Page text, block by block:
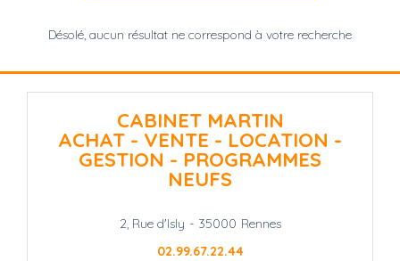
Désolé, aucun résultat ne correspond à votre recherche
CABINET MARTIN
ACHAT - VENTE - LOCATION -
GESTION - PROGRAMMES
NEUFS
2, Rue d'Isly - 35000 Rennes
02.99.67.22.44